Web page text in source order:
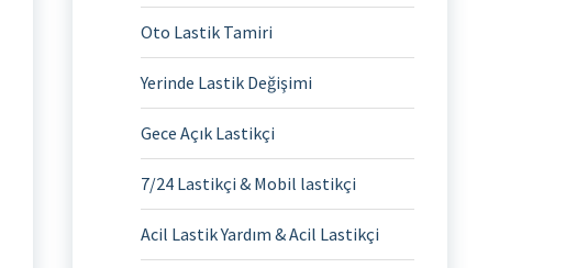
Oto Lastik Tamiri
Yerinde Lastik Değişimi
Gece Açık Lastikçi
7/24 Lastikçi & Mobil lastikçi
Acil Lastik Yardım & Acil Lastikçi